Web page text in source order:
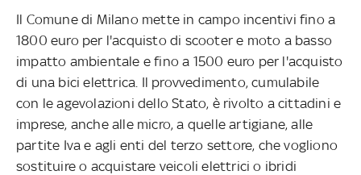
Il Comune di Milano mette in campo incentivi fino a
1800 euro per l'acquisto di scooter e moto a basso
impatto ambientale e fino a 1500 euro per l'acquisto
di una bici elettrica. Il provvedimento, cumulabile
con le agevolazioni dello Stato, è rivolto a cittadini e
imprese, anche alle micro, a quelle artigiane, alle
partite Iva e agli enti del terzo settore, che vogliono
sostituire o acquistare veicoli elettrici o ibridi